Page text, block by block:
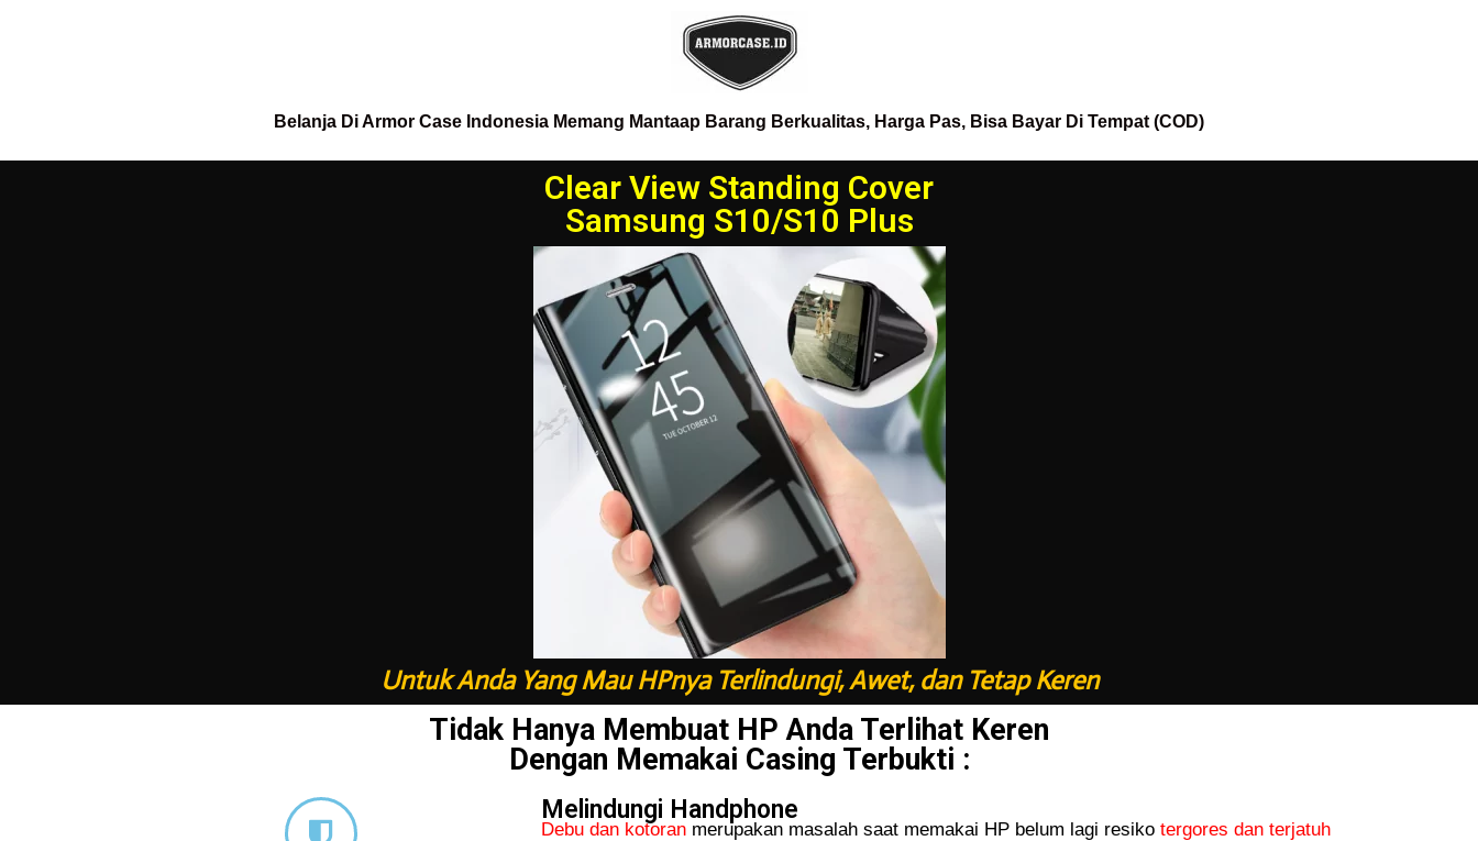
Belanja Di Armor Case Indonesia Memang Mantaap Barang Berkualitas, Harga Pas, Bisa Bayar Di Tempat (COD)
Clear View Standing Cover
Samsung S10/S10 Plus
Untuk Anda Yang Mau HPnya Terlindungi, Awet, dan Tetap Keren
Tidak Hanya Membuat HP Anda Terlihat Keren
Dengan Memakai Casing Terbukti :
Melindungi Handphone
Debu dan kotoran merupakan masalah saat memakai HP belum lagi resiko tergores dan terjatuh